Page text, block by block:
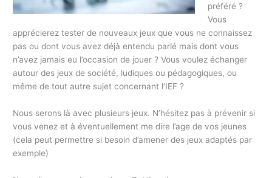
préféré ?
Vous
apprécierez tester de nouveaux jeux que vous ne connaissez
pas ou dont vous avez déjà entendu parlé mais dont vous
n’avez jamais eu l’occasion de jouer ? Vous voulez échanger
autour des jeux de société, ludiques ou pédagogiques, ou
même de tout autre sujet concernant l’IEF ?
Nous serons là avec plusieurs jeux. N’hésitez pas à prévenir si
vous venez et à éventuellement me dire l’age de vos jeunes
(cela peut permettre si besoin d’amener des jeux adaptés par
exemple)